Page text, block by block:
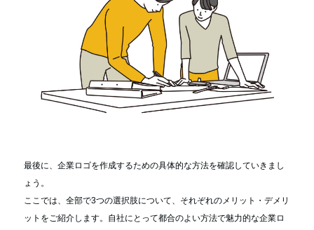
最後に、企業ロゴを作成するための具体的な方法を確認していきまし
ょう。
ここでは、全部で3つの選択肢について、それぞれのメリット・デメリ
ットをご紹介します。自社にとって都合のよい方法で魅力的な企業ロ